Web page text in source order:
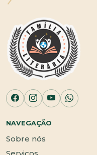
NAVEGAÇÃO
Sobre nós